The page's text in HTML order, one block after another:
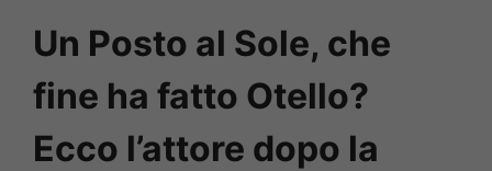
Un Posto al Sole, che
fine ha fatto Otello?
Ecco l’attore dopo la